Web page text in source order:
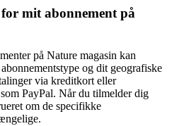
mit abonnement på
på Nature magasin kan
og dit geografiske
via kreditkort eller
PayPal. Når du tilmelder dig
om de specifikke